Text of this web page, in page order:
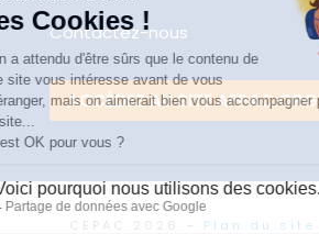
Contactez-nous
ACCÉDEZ AU SITE AFPAC.ORG
CEPAC 2026 – Plan du site